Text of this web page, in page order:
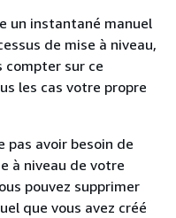
un instantané manuel
de mise à niveau,
compter sur ce
les cas votre propre
pas avoir besoin de
à niveau de votre
pouvez supprimer
que vous avez créé